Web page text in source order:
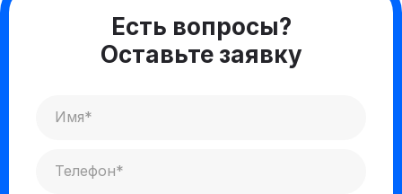
Есть вопросы?
Оставьте заявку